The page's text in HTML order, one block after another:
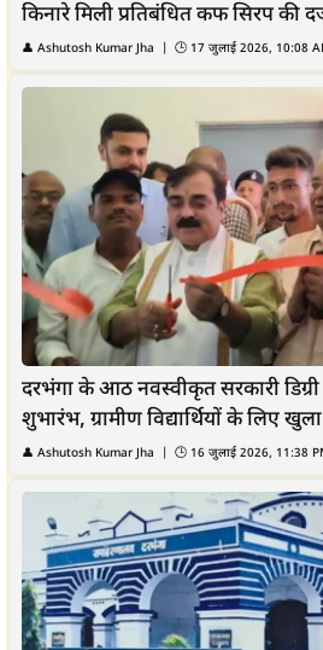
किनारे मिली प्रतिबंधित कफ सिरप की
👤 Ashutosh Kumar Jha | 🕒 17 जुलाई 2026, 10:08
दरभंगा के आठ नवस्वीकृत सरकारी
शुभारंभ, ग्रामीण विद्यार्थियों के लिए
👤 Ashutosh Kumar Jha | 🕒 16 जुलाई 2026, 11:38